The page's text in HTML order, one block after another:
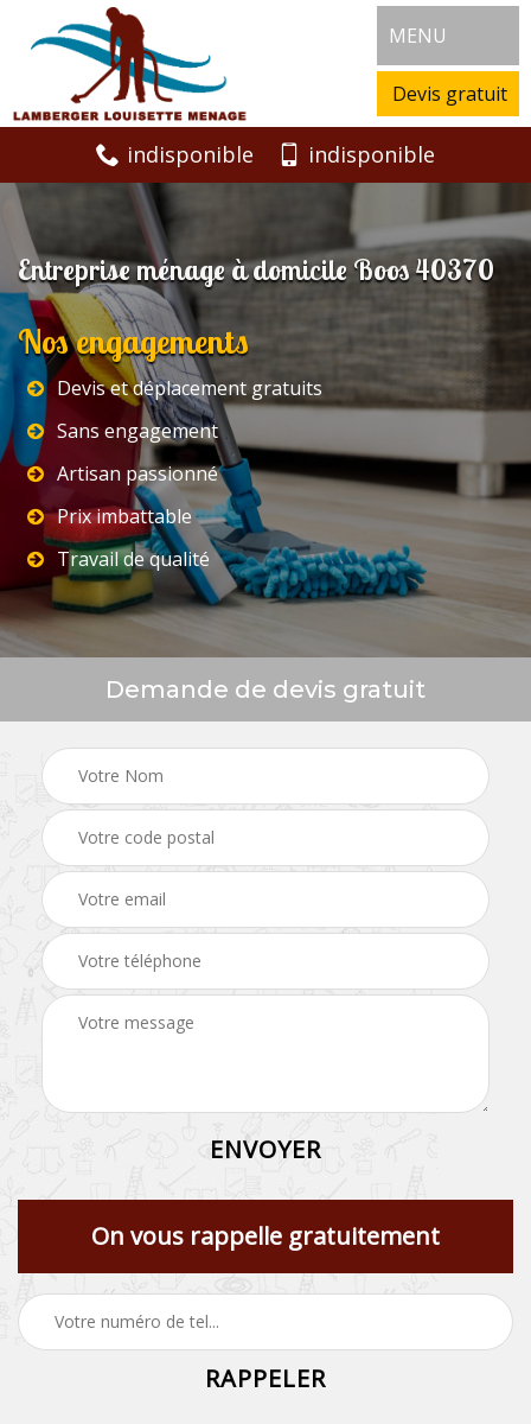
MENU
Devis gratuit
indisponible indisponible
Entreprise ménage à domicile Boos 40370
Nos engagements
Devis et déplacement gratuits
Sans engagement
Artisan passionné
Prix imbattable
Travail de qualité
Demande de devis gratuit
On vous rappelle gratuitement